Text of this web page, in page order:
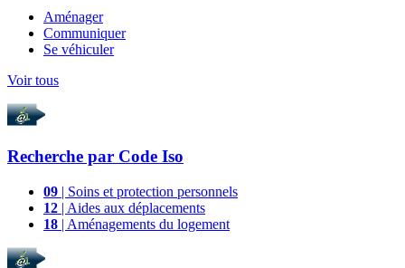
Aménager
Communiquer
Se véhiculer
Voir tous
Recherche par Code Iso
09 | Soins et protection personnels
12 | Aides aux déplacements
18 | Aménagements du logement